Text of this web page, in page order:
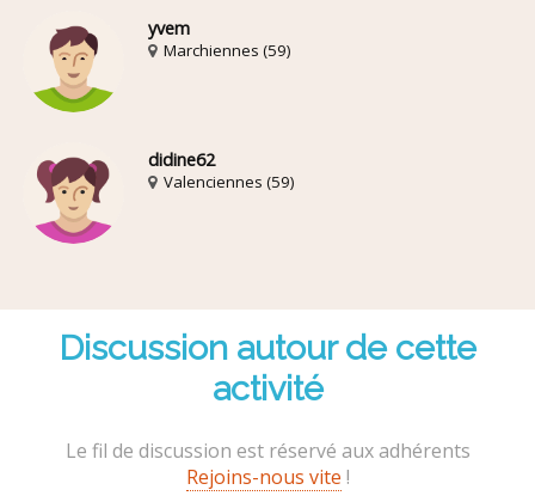
yvem
Marchiennes (59)
didine62
Valenciennes (59)
Discussion autour de cette
activité
Le fil de discussion est réservé aux adhérents
Rejoins-nous vite !